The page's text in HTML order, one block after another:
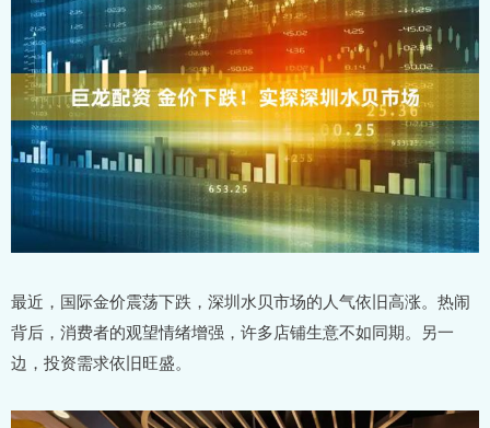
最近，国际金价震荡下跌，深圳水贝市场的人气依旧高涨。热闹
背后，消费者的观望情绪增强，许多店铺生意不如同期。另一
边，投资需求依旧旺盛。